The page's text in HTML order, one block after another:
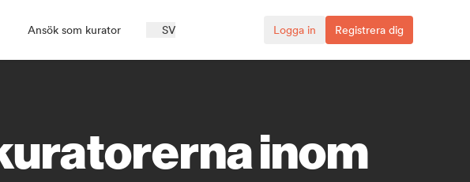
Ansök som kurator SV Logga in Registrera dig
inom